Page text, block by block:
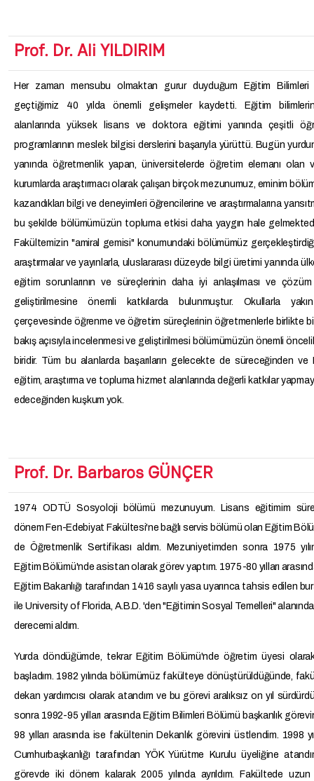
Prof. Dr. Ali YILDIRIM
Her zaman mensubu olmaktan gurur duyduğum Eğitim Bilimleri
geçtiğimiz 40 yılda önemli gelişmeler kaydetti. Eğitim
alanlarında yüksek lisans ve doktora eğitimi yanında çeşitli
programlarının meslek bilgisi derslerini başarıyla yürüttü. Bugün
yanında öğretmenlik yapan, üniversitelerde öğretim elemanı olan
kurumlarda araştırmacı olarak çalışan birçok mezunumuz, eminim
kazandıkları bilgi ve deneyimleri öğrencilerine ve araştırmalarına
bu şekilde bölümümüzün topluma etkisi daha yaygın hale
Fakültemizin "amiral gemisi" konumundaki bölümümüz
araştırmalar ve yayınlarla, uluslararası düzeyde bilgi üretimi yanında
eğitim sorunlarının ve süreçlerinin daha iyi anlaşılması ve
geliştirilmesine önemli katkılarda bulunmuştur. Okullarla
çerçevesinde öğrenme ve öğretim süreçlerinin öğretmenlerle birlikte
bakış açısıyla incelenmesi ve geliştirilmesi bölümümüzün önemli
biridir. Tüm bu alanlarda başarıların gelecekte de süreceğinden ve
eğitim, araştırma ve topluma hizmet alanlarında değerli katkılar
edeceğinden kuşkum yok.
Prof. Dr. Barbaros GÜNÇER
1974 ODTÜ Sosyoloji bölümü mezunuyum. Lisans eğitimim
dönem Fen-Edebiyat Fakültesi'ne bağlı servis bölümü olan Eğitim
de Öğretmenlik Sertifikası aldım. Mezuniyetimden sonra 1975
Eğitim Bölümü'nde asistan olarak görev yaptım. 1975-80 yılları
Eğitim Bakanlığı tarafından 1416 sayılı yasa uyarınca tahsis edilen
ile University of Florida, A.B.D. 'den "Eğitimin Sosyal Temelleri"
derecemi aldım.
Yurda döndüğümde, tekrar Eğitim Bölümü'nde öğretim üyesi
başladım. 1982 yılında bölümümüz fakülteye dönüştürüldüğünde,
dekan yardımcısı olarak atandım ve bu görevi aralıksız on yıl
sonra 1992-95 yılları arasında Eğitim Bilimleri Bölümü başkanlık
98 yılları arasında ise fakültenin Dekanlık görevini üstlendim. 1998
Cumhurbaşkanlığı tarafından YÖK Yürütme Kurulu üyeliğine
görevde iki dönem kalarak 2005 yılında ayrıldım. Fakültede